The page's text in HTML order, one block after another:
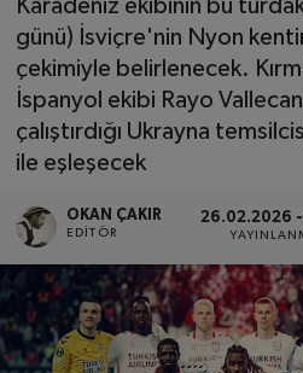
Karadeniz ekibinin bu
günü) İsviçre'nin Nyon
çekimiyle belirlenecek.
İspanyol ekibi Rayo
çalıştırdığı Ukrayna
ile eşleşecek
OKAN ÇAKIR
EDITÖR
26.02.2026 -
EKONOMİ
TEKNOLOJİ
YAŞAM
YEMEK